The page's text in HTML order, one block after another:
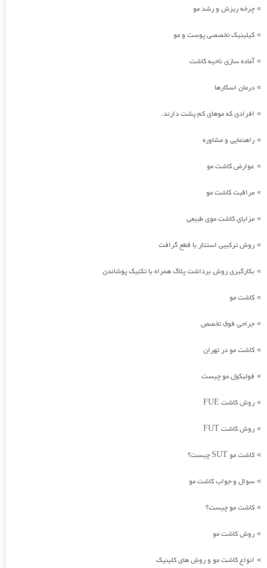
» چرخه ریزش و رشد مو
» کیلینیک تخصصی پوست و مو
»آماده سازی ناحیه کاشت
» درمان اسکارها
» افرادی که موهای کم پشت دارند.
» راهنمایی و مشاوره
» عوارض کاشت مو
» مراقبت کاشت مو
» مزایای کاشت موی طبیعی
» روش ترکیبی استتار با قطع گرافت
» بکارگیری روش برداشت پلاگ همراه با تکنیک پوشاندن
» کاشت مو
» جراحی فوق تخصص
» کاشت مو در تهران
» فولیکول مو چیست
» روش کاشت FUE
» روش کاشت FUT
» کاشت مو SUT چیست؟
» سوال و جواب کاشت مو
» کاشت مو چیست؟
» روش کاشت مو
» انواع کاشت مو و روش های کلینیک